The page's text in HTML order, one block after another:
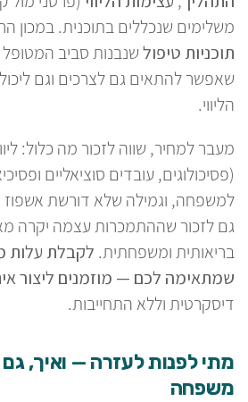
משלימים שנכללים בתוכנית. במכון
תוכניות טיפולשנבנות סביב
שאפשר להתאים גם לצרכים וגם
הליווי.
מעבר למחיר, שווה לזכור מה כלול:
(פסיכולוגים, עובדים סוציאליים
למשפחה, וגמילה שלא דורשת אשפוז
גם לזכור שההתמכרות עצמה יקרה
בריאותית ומשפחתית. לקבלת עלות
שמתאימה לכם — מוזמנים ליצור
דיסקרטית וללא התחייבות.
מתי לפנות לעזרה — ואיך,
משפחה